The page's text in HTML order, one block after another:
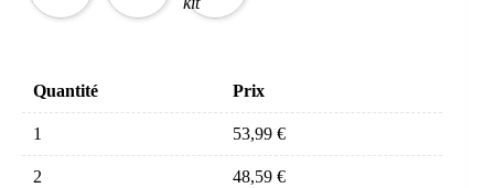
Quantité Prix
1 53,99 €
2 48,59 €